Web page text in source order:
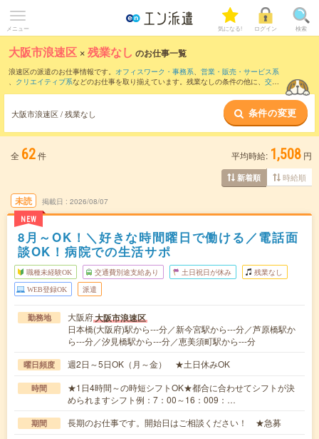
メニュー 気になる! ログイン 検索
大阪市浪速区 ×残業なし のお仕事一覧
浪速区の派遣のお仕事情報です。 オフィスワーク・事務系、 営業・販売・サービス系
、 クリエイティブ系などのお仕事を取り揃えています。残業なしの条件の他に、 交通
大阪市浪速区 / 残業なし 条件の変更
全 62件 平均時給: 1,508 円
新着順 時給順
未読
NEW
掲載日 2026/08/07
8月～OK！＼好きな時間曜日で働ける／電話面
談OK！病院での生活サポ
職種未経験OK 交通費別途支給あり 土日祝日が休み 残業なし
WEB登録OK 派遣
勤務地 大阪府大阪市浪速区
日本橋(大阪府)駅から---分／新今宮駅から---分／芦原橋駅か
ら---分／汐見橋駅から---分／恵美須町駅から---分
曜日頻度 週2日～5日OK（月～金） ★土日休みOK
時間
★1日4時間～の時短シフトOK★都合に合わせてシフトが決
められますシフト例：7：00～16：009：…
期間 長期のお仕事です。開始日はご相談ください！ ★急募